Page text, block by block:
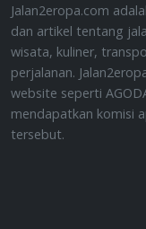
Jalan2eropa.com
dan artikel tentang
wisata, kuliner,
perjalanan.
website seperti
mendapatkan komisi
tersebut.